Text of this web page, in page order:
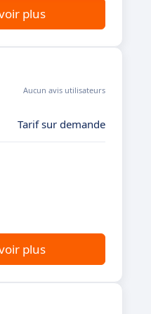
plus
Aucun avis utilisateurs
Tarif sur demande
plus